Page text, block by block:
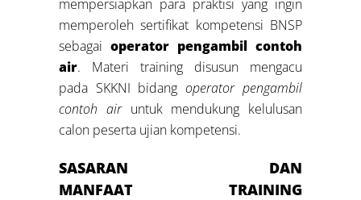
mempersiapkan para praktisi yang ingin
memperoleh sertifikat kompetensi BNSP
sebagaioperator pengambil contoh
air. Materi training disusun mengacu
pada SKKNI bidangoperator pengambil
contoh airuntuk mendukung kelulusan
calon peserta ujian kompetensi.
SASARAN DAN
MANFAAT TRAINING